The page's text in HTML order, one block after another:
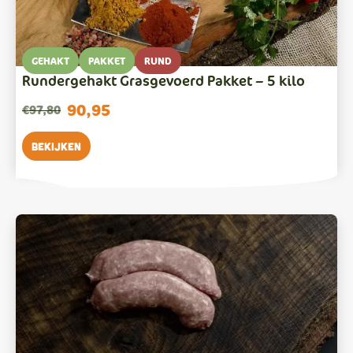
GEHAKT PAKKET RUND
Rundergehakt Grasgevoerd Pakket – 5 kilo
€97,80
Oorspronkelijke
prijs
was:
90,95
Huidige
prijs
is:
Bekijken